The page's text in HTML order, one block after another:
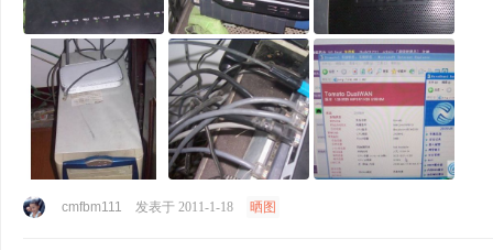
cmfbm111 发表于 2011-1-18 晒图